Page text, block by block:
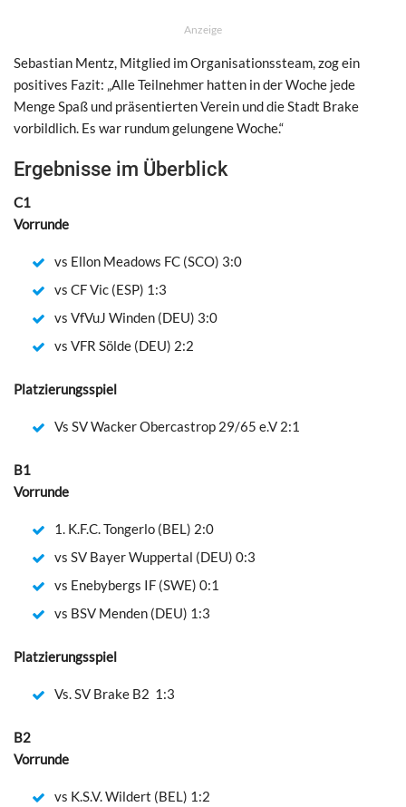
Anzeige
Sebastian Mentz, Mitglied im Organisationssteam, zog ein
positives Fazit: „Alle Teilnehmer hatten in der Woche jede
Menge Spaß und präsentierten Verein und die Stadt Brake
vorbildlich. Es war rundum gelungene Woche.“
Ergebnisse im Überblick
C1
Vorrunde
vs Ellon Meadows FC (SCO) 3:0
vs CF Vic (ESP) 1:3
vs VfVuJ Winden (DEU) 3:0
vs VFR Sölde (DEU) 2:2
Platzierungsspiel
Vs SV Wacker Obercastrop 29/65 e.V 2:1
B1
Vorrunde
1. K.F.C. Tongerlo (BEL) 2:0
vs SV Bayer Wuppertal (DEU) 0:3
vs Enebybergs IF (SWE) 0:1
vs BSV Menden (DEU) 1:3
Platzierungsspiel
Vs. SV Brake B2 1:3
B2
Vorrunde
vs K.S.V. Wildert (BEL) 1:2